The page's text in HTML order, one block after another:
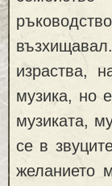
израства,
музика, но
музиката,
се в
желанието